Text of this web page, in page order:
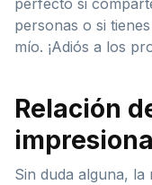
personas o si
mío. ¡Adiós a los
Relación
Sin duda alguna,